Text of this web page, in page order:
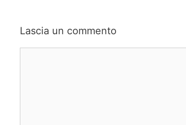
Lascia un commento